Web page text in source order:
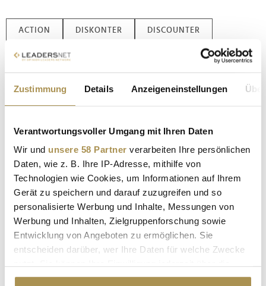
Zustimmung Details Anzeigeneinstellungen
Verantwortungsvoller Umgang mit Ihren Daten
Wir und unsere 58 Partner verarbeiten Ihre persönlichen
Daten, wie z. B. Ihre IP-Adresse, mithilfe von
Technologien wie Cookies, um Informationen auf Ihrem
Gerät zu speichern und darauf zuzugreifen und so
personalisierte Werbung und Inhalte, Messungen von
Werbung und Inhalten, Zielgruppenforschung sowie
Entwicklung von Angeboten zu ermöglichen. Sie
entscheiden darüber, wer Ihre Daten für welche Zwecke
Cookie-Erklärung oder durch Klicken auf das Privacy
ACTION DISKONTER DISCOUNTER
HANDELSMARKT DEUTSCHLAND ALDI
Autor:*
Kommentar:*